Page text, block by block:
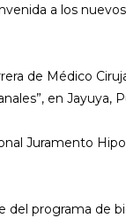
a los
de Médico
en Jayuya,
Juramento
programa de